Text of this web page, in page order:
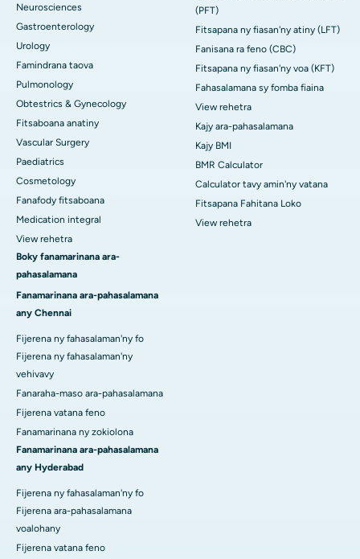
Neurosciences
Gastroenterology
Urology
Famindrana taova
Pulmonology
Obtestrics & Gynecology
Fitsaboana anatiny
Vascular Surgery
Paediatrics
Cosmetology
Fanafody fitsaboana
Medication integral
View rehetra
Boky fanamarinana ara-
pahasalamana
Fanamarinana ara-pahasalamana
any Chennai
Fijerena ny fahasalaman'ny fo
Fijerena ny fahasalaman'ny
vehivavy
Fanaraha-maso ara-pahasalamana
Fijerena vatana feno
Fanamarinana ny zokiolona
Fanamarinana ara-pahasalamana
any Hyderabad
Fijerena ny fahasalaman'ny fo
Fijerena ara-pahasalamana
voalohany
Fijerena vatana feno
(PFT)
Fitsapana ny fiasan'ny atiny (LFT)
Fanisana ra feno (CBC)
Fitsapana ny fiasan'ny voa (KFT)
Fahasalamana sy fomba fiaina
View rehetra
Kajy ara-pahasalamana
Kajy BMI
BMR Calculator
Calculator tavy amin'ny vatana
Fitsapana Fahitana Loko
View rehetra